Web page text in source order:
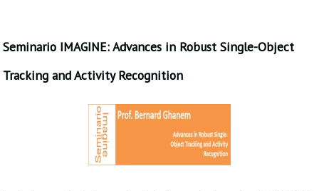
Seminario IMAGINE: Advances in Robust Single-Object
Tracking and Activity Recognition